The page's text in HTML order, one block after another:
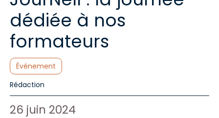
dédiée à nos
formateurs
Catégories :
Événement
Auteur de l'article :
Rédaction
Date de publication :
26 juin 2024